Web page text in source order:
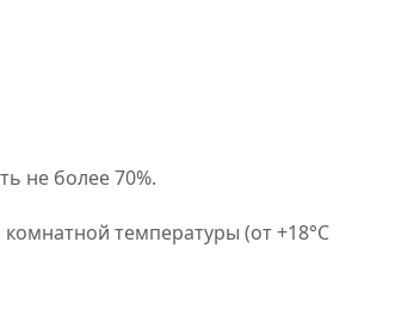
не более 70%.
температуры (от +18°C